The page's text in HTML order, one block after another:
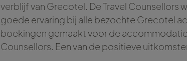
verblijf van Grecotel. De Travel Counsellors
goede ervaring bij alle bezochte Grecotel
boekingen gemaakt voor de
Counsellors. Een van de positieve